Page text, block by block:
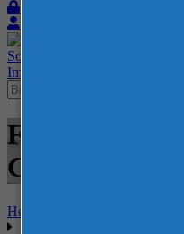
Sobre
Imprensa
Feiras -
Curitiba -
Home